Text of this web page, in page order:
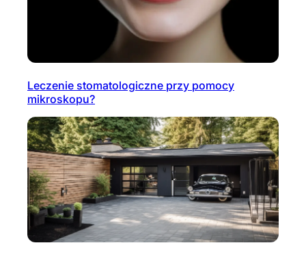
Leczenie stomatologiczne przy pomocy
mikroskopu?